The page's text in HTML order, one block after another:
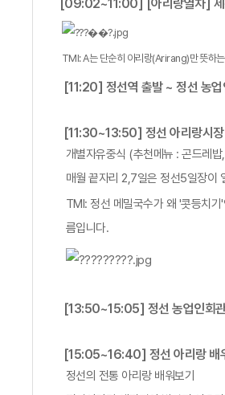
[09:02~11:00] [아리랑열차] 제
TMI: A는 단순히 아리랑(Arirang)만 뜻하
[11:20] 정선역 출발 ~ 정선 농
[11:30~13:50] 정선 아리랑시장
개별자유중식 (추천메뉴 : 곤드레
매월 끝자리 2,7일은 정선5일장이
TMI: 정선 메밀국수가 왜 '콧등치
름입니다.
[13:50~15:05] 정선 농업인회
[15:05~16:40] 정선 아리랑 배
정선의 전통 아리랑 배워보기